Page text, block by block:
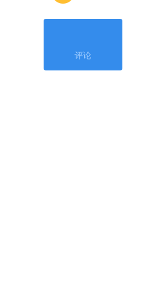
评论